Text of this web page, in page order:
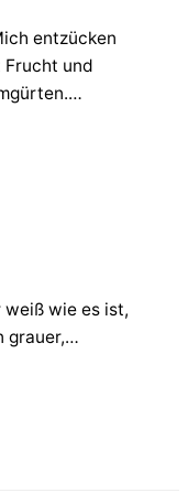
entzücken
Frucht und
weiß wie es ist,
grauer,…